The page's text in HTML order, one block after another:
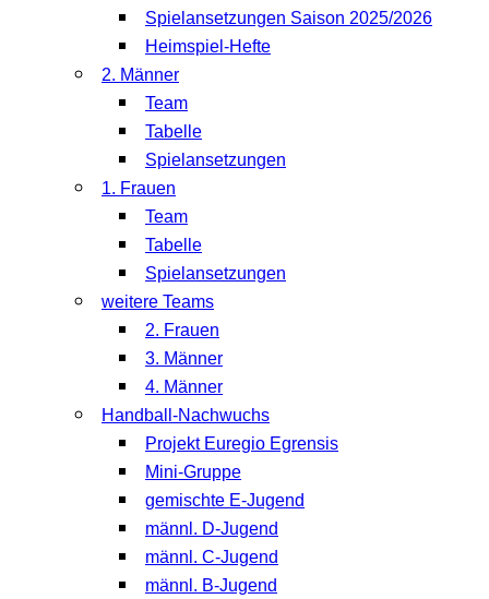
Spielansetzungen Saison 2025/2026
Heimspiel-Hefte
2. Männer
Team
Tabelle
Spielansetzungen
1. Frauen
Team
Tabelle
Spielansetzungen
weitere Teams
2. Frauen
3. Männer
4. Männer
Handball-Nachwuchs
Projekt Euregio Egrensis
Mini-Gruppe
gemischte E-Jugend
männl. D-Jugend
männl. C-Jugend
männl. B-Jugend